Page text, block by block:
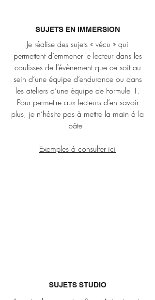
SUJETS EN IMMERSION
Je réalise des sujets « vécu » qui
permettent d’emmener le lecteur dans les
coulisses de l’évènement que ce soit au
sein d’une équipe d’endurance ou dans
les ateliers d’une équipe de Formule 1.
Pour permettre aux lecteurs d’en savoir
plus, je n’hésite pas à mettre la main à la
pâte !
Exemples à consulter ici
SUJETS STUDIO